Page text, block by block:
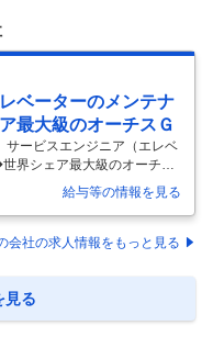
害対策訓練、
ベーターのメンテナ
最大級のオーチスＧ
サービスエンジニア（エレベ
界シェア最大級のオーチス
ア（エレベーターのメンテナ
オーチスＧ 【具体的な仕事
い方へ／国家資格取得費用の
未経験者／研修・フォロー
事をお任せします。定期点
一連のメンテナンスを担い
給与等の情報を見る
会社の求人情報をもっと見る
見る